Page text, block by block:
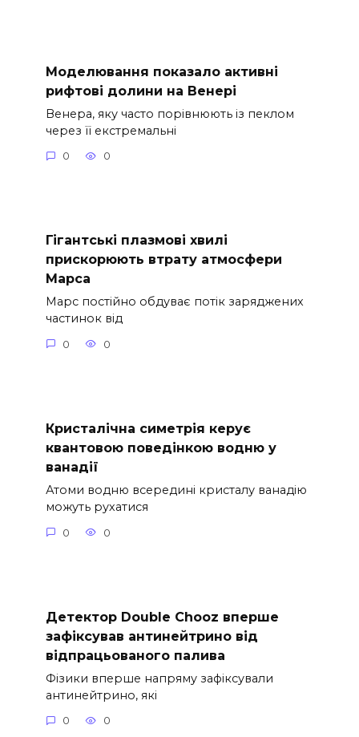
Моделювання показало активні
рифтові долини на Венері
Венера, яку часто порівнюють із пеклом
через її екстремальні
0 0
Гігантські плазмові хвилі
прискорюють втрату атмосфери
Марса
Марс постійно обдуває потік заряджених
частинок від
0 0
Кристалічна симетрія керує
квантовою поведінкою водню у
ванадії
Атоми водню всередині кристалу ванадію
можуть рухатися
0 0
Детектор Double Chooz вперше
зафіксував антинейтрино від
відпрацьованого палива
Фізики вперше напряму зафіксували
антинейтрино, які
0 0